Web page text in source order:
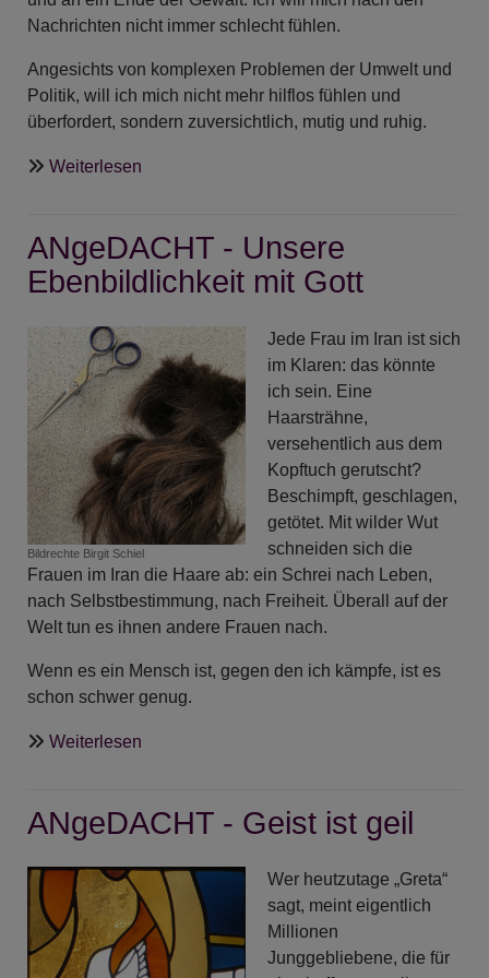
Nachrichten nicht immer schlecht fühlen.
Angesichts von komplexen Problemen der Umwelt und
Politik, will ich mich nicht mehr hilflos fühlen und
überfordert, sondern zuversichtlich, mutig und ruhig.
Weiterlesen
Da
wohnt
ein
Sehnen
tief
in
uns,
oh
Gott
ANgeDACHT - Unsere
Ebenbildlichkeit mit Gott
Bildrechte Birgit Schiel
Jede Frau im Iran ist sich
im Klaren: das könnte
ich sein. Eine
Haarsträhne,
versehentlich aus dem
Kopftuch gerutscht?
Beschimpft, geschlagen,
getötet. Mit wilder Wut
schneiden sich die
Frauen im Iran die Haare ab: ein Schrei nach Leben,
nach Selbstbestimmung, nach Freiheit. Überall auf der
Welt tun es ihnen andere Frauen nach.
Wenn es ein Mensch ist, gegen den ich kämpfe, ist es
schon schwer genug.
Weiterlesen
Unsere
mit
Gott
ANgeDACHT - Geist ist geil
Wer heutzutage „Greta“
sagt, meint eigentlich
Millionen
Junggebliebene, die für